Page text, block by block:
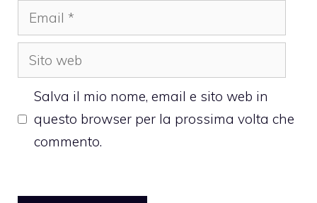
Email
Sito
web
Salva il mio nome, email e sito web in
questo browser per la prossima volta che
commento.